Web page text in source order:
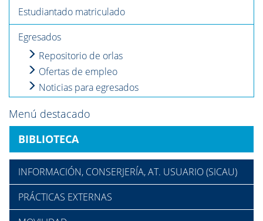
Estudiantado matriculado
Egresados
Repositorio de orlas
Ofertas de empleo
Noticias para egresados
Menú destacado
BIBLIOTECA
INFORMACIÓN, CONSERJERÍA, AT. USUARIO (SICAU)
PRÁCTICAS EXTERNAS